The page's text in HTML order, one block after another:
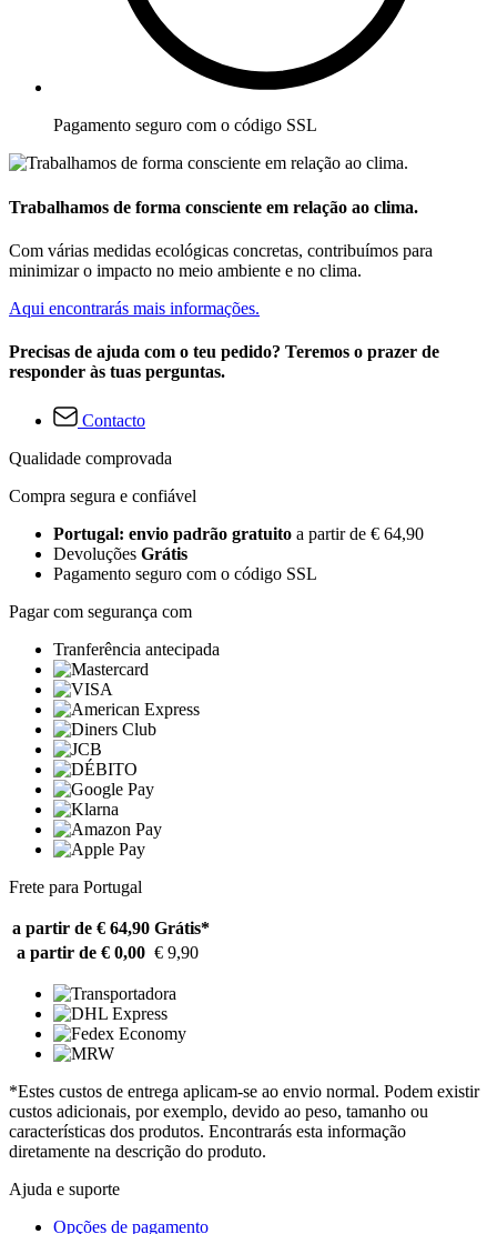
Pagamento seguro com o código SSL
Trabalhamos de forma consciente em relação ao clima.
Com várias medidas ecológicas concretas, contribuímos para
minimizar o impacto no meio ambiente e no clima.
Aqui encontrarás mais informações.
Precisas de ajuda com o teu pedido? Teremos o prazer de
responder às tuas perguntas.
Contacto
Qualidade comprovada
Compra segura e confiável
Portugal: envio padrão gratuito a partir de € 64,90
Devoluções Grátis
Pagamento seguro com o código SSL
Pagar com segurança com
Tranferência antecipada
Frete para Portugal
a partir de € 64,90 Grátis*
a partir de € 0,00 € 9,90
*Estes custos de entrega aplicam-se ao envio normal. Podem existir
custos adicionais, por exemplo, devido ao peso, tamanho ou
características dos produtos. Encontrarás esta informação
diretamente na descrição do produto.
Ajuda e suporte
Opções de pagamento